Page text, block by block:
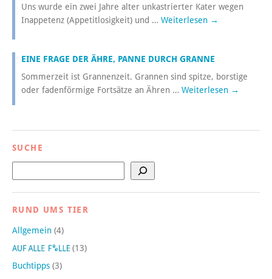
Uns wurde ein zwei Jahre alter unkastrierter Kater wegen
Inappetenz (Appetitlosigkeit) und … Weiterlesen →
EINE FRAGE DER ÄHRE, PANNE DURCH GRANNE
Sommerzeit ist Grannenzeit. Grannen sind spitze, borstige
oder fadenförmige Fortsätze an Ähren … Weiterlesen →
SUCHE
RUND UMS TIER
Allgemein (4)
(13)
Buchtipps (3)